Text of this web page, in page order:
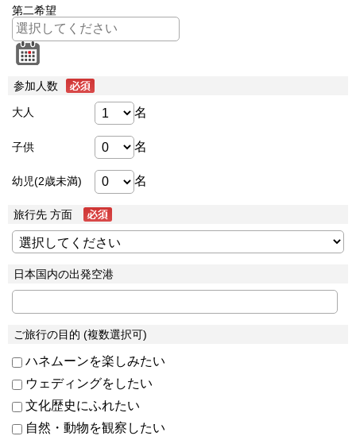
第二希望
参加人数
大人 名
子供 名
幼児(2歳未満) 名
旅行先 方面
日本国内の出発空港
ご旅行の目的 (複数選択可)
ハネムーンを楽しみたい
ウェディングをしたい
文化歴史にふれたい
自然・動物を観察したい